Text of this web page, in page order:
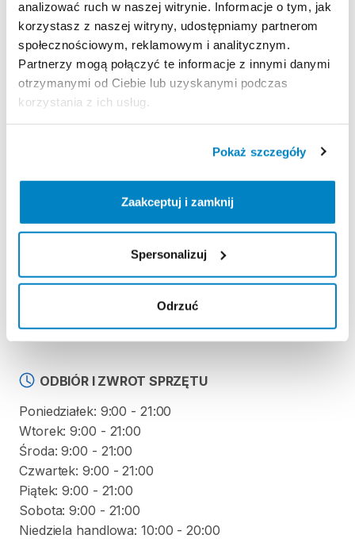
analizować ruch w naszej witrynie. Informacje o tym, jak
korzystasz z naszej witryny, udostępniamy partnerom
społecznościowym, reklamowym i analitycznym.
Partnerzy mogą połączyć te informacje z innymi danymi
otrzymanymi od Ciebie lub uzyskanymi podczas
korzystania z ich usług.
Pokaż szczegóły
Zaakceptuj i zamknij
Spersonalizuj
Odrzuć
Prostokątny pokrowiec | 60 x 30 x 30 cm | 54 litry |
12​,​5 kg
Strona produktu w sklepie
REGULAMIN
Regulamin wypożyczalni
KAUCJA
Nie pobieramy kaucji za wypożyczenie tego
produktu
ODBIÓR I ZWROT SPRZĘTU
Poniedziałek: 9:00 - 21:00
Wtorek: 9:00 - 21:00
Środa: 9:00 - 21:00
Czwartek: 9:00 - 21:00
Piątek: 9:00 - 21:00
Sobota: 9:00 - 21:00
Niedziela handlowa: 10:00 - 20:00